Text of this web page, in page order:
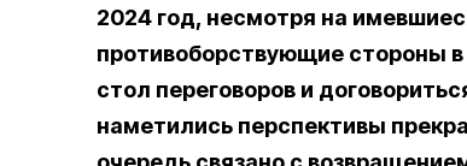
2024 год, несмотря на
противоборствующие стороны
стол переговоров и
наметились перспективы